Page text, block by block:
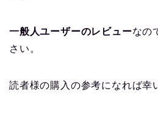
一般人ユーザーのレビューなの
さい。
読者様の購入の参考になれば幸